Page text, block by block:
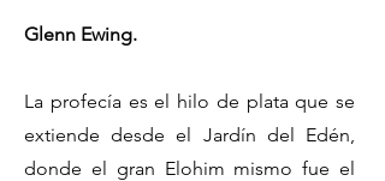
Glenn Ewing.
La profecía es el hilo de plata que se
extiende desde el Jardín del Edén,
donde el gran Elohim mismo fue el